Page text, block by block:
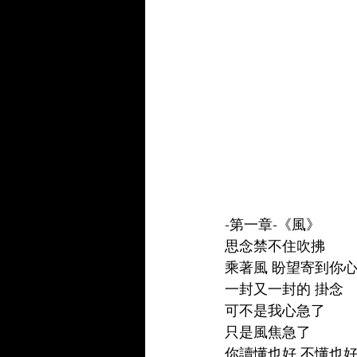
-第一章-《風》
思念禁不住吹拂
乘著風 盼望寄到你
一封又一封的 掛念
可不是我心急了
只是風焦急了